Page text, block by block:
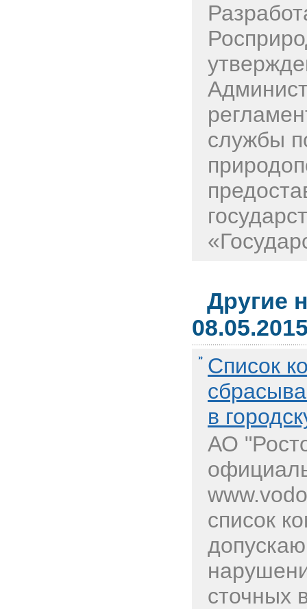
службы
Другие
Список
в
АО
список
сточных